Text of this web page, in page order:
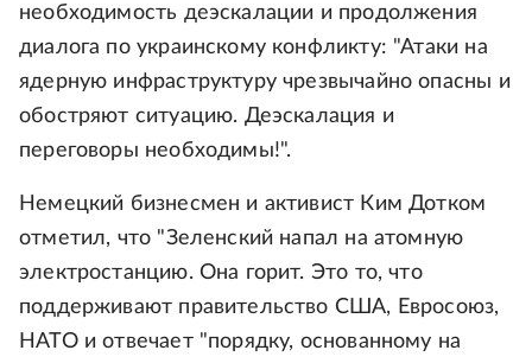
необходимость деэскалации и продолжения
диалога по украинскому конфликту: "Атаки на
ядерную инфраструктуру чрезвычайно опасны и
обостряют ситуацию. Деэскалация и
переговоры необходимы!".
Немецкий бизнесмен и активист Ким Дотком
отметил, что "Зеленский напал на атомную
электростанцию. Она горит. Это то, что
поддерживают правительство США, Евросоюз,
НАТО и отвечает "порядку, основанному на